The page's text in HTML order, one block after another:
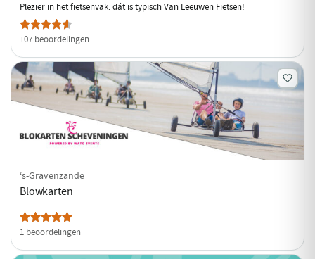
Plezier in het fietsenvak: dát is typisch Van Leeuwen Fietsen!
107 beoordelingen
‘s-Gravenzande
Blowkarten
1 beoordelingen